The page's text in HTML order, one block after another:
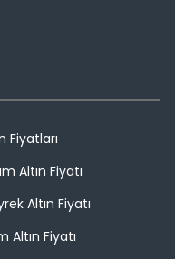
Fiyatları
Altın Fiyatı
Altın Fiyatı
Altın Fiyatı